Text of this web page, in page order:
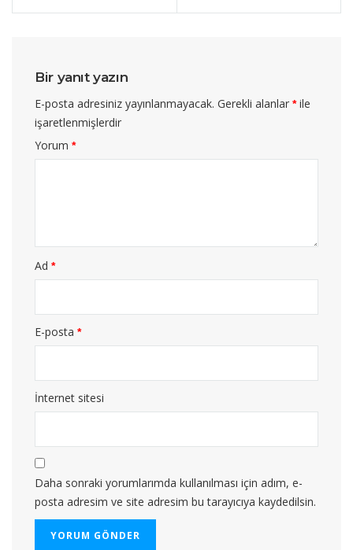
Bir yanıt yazın
E-posta adresiniz yayınlanmayacak. Gerekli alanlar*ile
işaretlenmişlerdir
Yorum*
Ad*
E-posta*
İnternet sitesi
Daha sonraki yorumlarımda kullanılması için adım, e-
posta adresim ve site adresim bu tarayıcıya kaydedilsin.